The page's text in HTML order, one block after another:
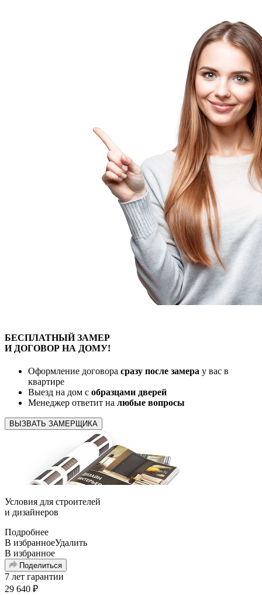
БЕСПЛАТНЫЙЗАМЕР
И ДОГОВОР НА ДОМУ!
Оформление договора сразу после замера у вас в
квартире
Выезд на дом с образцами дверей
Менеджер ответит на любые вопросы
ВЫЗВАТЬ ЗАМЕРЩИКА
Условия для строителей
и дизайнеров
Подробнее
В избранноеУдалить
В избранное
Поделиться
7 лет гарантии
29 640 ₽